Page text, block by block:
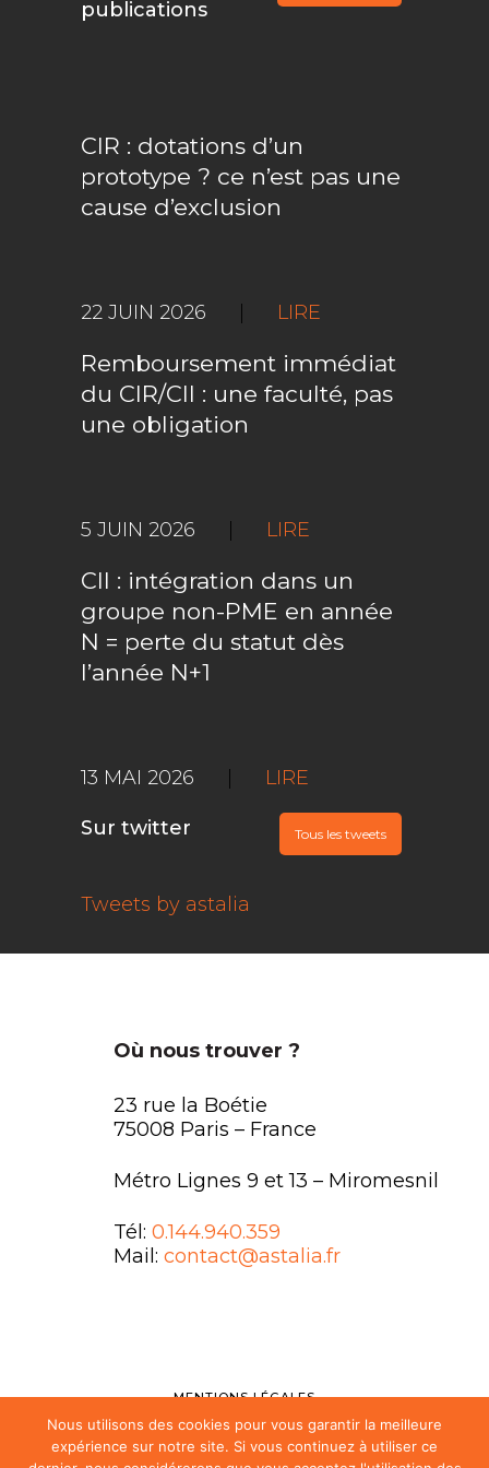
publications
CIR : dotations d’un
prototype ? ce n’est pas une
cause d’exclusion
22 JUIN 2026 LIRE
Remboursement immédiat
du CIR/CII : une faculté, pas
une obligation
5 JUIN 2026 LIRE
CII : intégration dans un
groupe non-PME en année
N = perte du statut dès
l’année N+1
13 MAI 2026 LIRE
Sur twitter Tous les tweets
Tweets by astalia
Où nous trouver ?
23 rue la Boétie
75008 Paris – France
Métro Lignes 9 et 13 – Miromesnil
Tél: 0.144.940.359
Mail: contact@astalia.fr
MENTIONS LÉGALES
FAQ
Nous utilisons des cookies pour vous garantir la meilleure
expérience sur notre site. Si vous continuez à utiliser ce